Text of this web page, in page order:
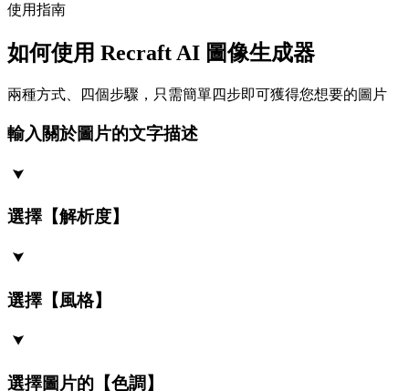
使用指南
如何使用 Recraft AI 圖像生成器
兩種方式、四個步驟，只需簡單四步即可獲得您想要的圖片
輸入關於圖片的文字描述
選擇【解析度】
選擇【風格】
選擇圖片的【色調】